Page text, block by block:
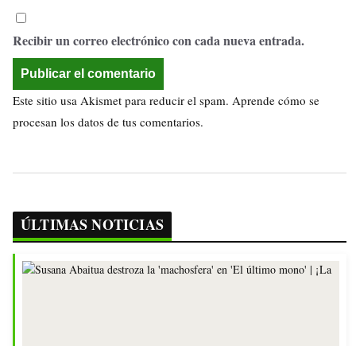
Recibir un correo electrónico con cada nueva entrada.
Este sitio usa Akismet para reducir el spam. Aprende cómo se
procesan los datos de tus comentarios.
ÚLTIMAS NOTICIAS